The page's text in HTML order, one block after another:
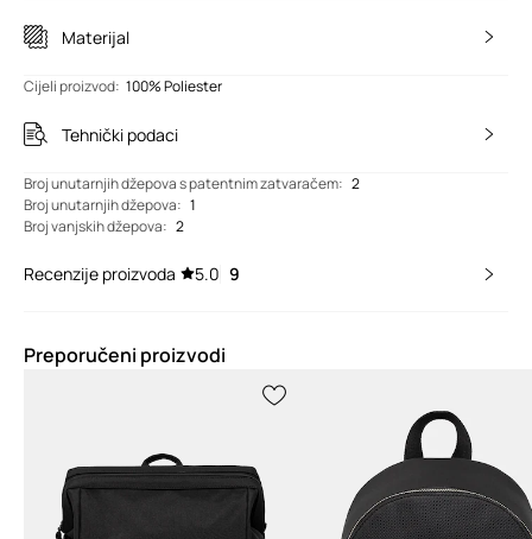
Materijal
Cijeli proizvod: 100% Poliester
Tehnički podaci
Broj unutarnjih džepova s patentnim zatvaračem: 2
Broj unutarnjih džepova: 1
Broj vanjskih džepova: 2
Recenzije proizvoda 5.0 9
Preporučeni proizvodi